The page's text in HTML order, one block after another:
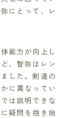
にとって、レ
能力が向上し
、智弥はレン
した。剣道の
に異なってい
は説明できな
疑問を抱き始